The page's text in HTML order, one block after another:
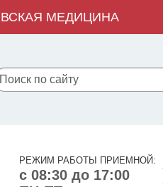
МЕДИЦИНА
РЕЖИМ РАБОТЫ ПРИЕМНОЙ:
с 08:30 до 17:00